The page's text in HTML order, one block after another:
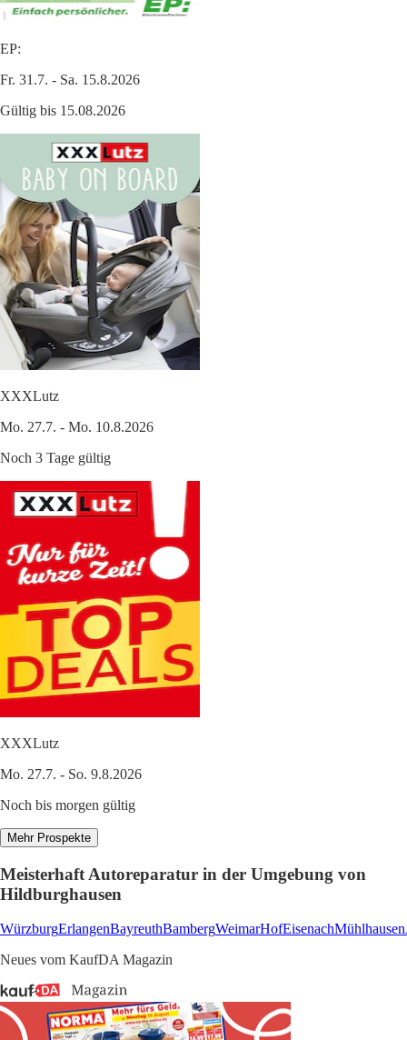
EP:
Fr. 31.7. - Sa. 15.8.2026
Gültig bis 15.08.2026
XXXLutz
Mo. 27.7. - Mo. 10.8.2026
Noch 3 Tage gültig
XXXLutz
Mo. 27.7. - So. 9.8.2026
Noch bis morgen gültig
Mehr Prospekte
Meisterhaft Autoreparatur in der Umgebung von
Hildburghausen
WürzburgErlangenBayreuthBambergWeimarHofEisenachMühlhausen
Neues vom KaufDA Magazin